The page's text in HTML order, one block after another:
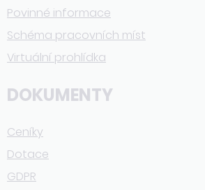
Povinné informace
Schéma pracovních míst
Virtuální prohlídka
DOKUMENTY
Ceníky
Dotace
GDPR